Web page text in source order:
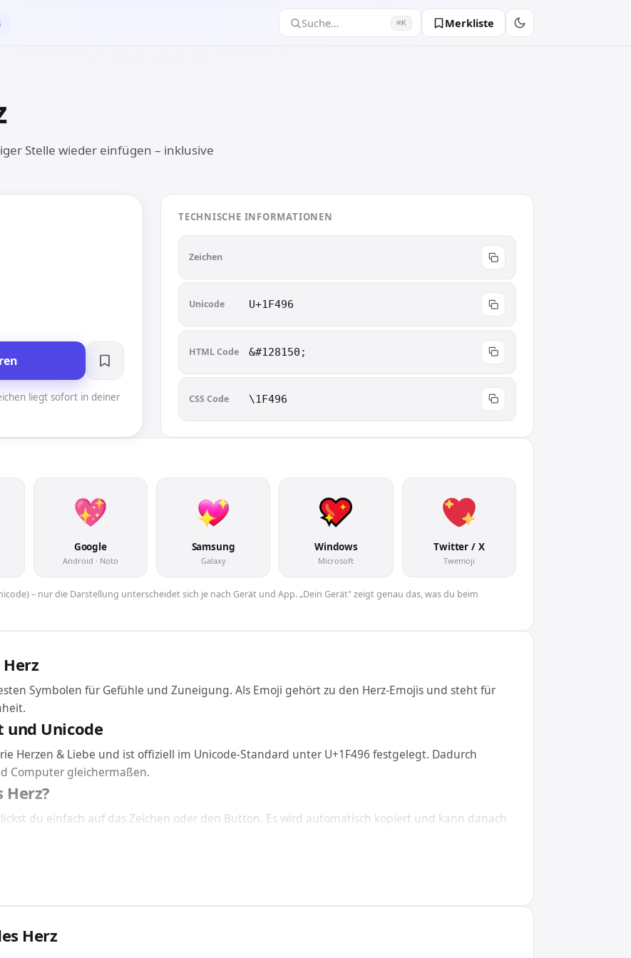
Suche… ⌘K Merkliste
Stelle wieder einfügen – inklusive
liegt sofort in deiner
TECHNISCHE INFORMATIONEN
Zeichen
Unicode U+1F496
HTML Code &#128150;
CSS Code \1F496
Google
Android · Noto
Samsung
Galaxy
Windows
Microsoft
Twitter / X
Twemoji
– nur die Darstellung unterscheidet sich je nach Gerät und App. „Dein Gerät" zeigt genau das, was du beim
Symbolen für Gefühle und Zuneigung. Als Emoji gehört zu den Herz-Emojis und steht für
und Unicode
Herzen & Liebe und ist offiziell im Unicode-Standard unter U+1F496 festgelegt. Dadurch
Computer gleichermaßen.
du einfach auf das Zeichen oder den Button. Es wird automatisch kopiert und kann danach
Funkelndes Herz funktioniert geräteübergreifend auf Windows, macOS, Linux, iOS und
Herz über den passenden Code ein: In HTML nutzt du &#128150;, in CSS den Wert
der installierten Schriftart korrekt dargestellt.
Herz